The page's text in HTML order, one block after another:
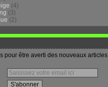
(4)
(3)
(2)
pour être averti des nouveaux articles